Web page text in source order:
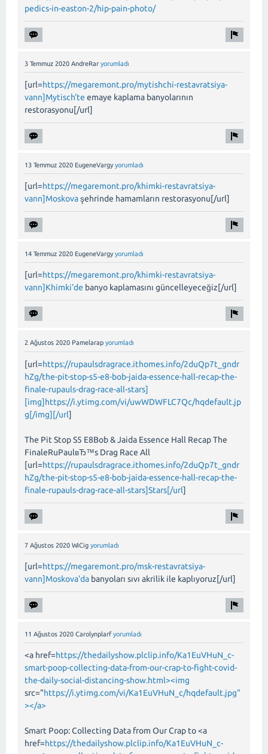
pedics-in-easton-2/hip-pain-photo/
3 Temmuz 2020 AndreRar yorumladı
[url=https://megaremont.pro/mytishchi-restavratsiya-
vann]Mytisch'te emaye kaplama banyolarının
restorasyonu[/url]
13 Temmuz 2020 EugeneVargy yorumladı
[url=https://megaremont.pro/khimki-restavratsiya-
vann]Moskovaşehrinde hamamların restorasyonu[/url]
14 Temmuz 2020 EugeneVargy yorumladı
[url=https://megaremont.pro/khimki-restavratsiya-
vann]Khimki'de banyo kaplamasını güncelleyeceğiz[/url]
2 Ağustos 2020 Pamelarap yorumladı
[url=https://rupaulsdragrace.ithomes.info/2duQp7t_gndr
hZg/the-pit-stop-s5-e8-bob-jaida-essence-hall-recap-the-
finale-rupauls-drag-race-all-stars]
[img]https://i.ytimg.com/vi/uwWDWFLC7Qc/hqdefault.jp
g[/img][/url]
The Pit Stop S5 E8Bob & Jaida Essence Hall Recap The
FinaleRuPaulвЂ™s Drag Race All
[url=https://rupaulsdragrace.ithomes.info/2duQp7t_gndr
hZg/the-pit-stop-s5-e8-bob-jaida-essence-hall-recap-the-
finale-rupauls-drag-race-all-stars]Stars[/url]
7 Ağustos 2020 WiCig yorumladı
[url=https://megaremont.pro/msk-restavratsiya-
vann]Moskova'da banyoları sıvı akrilik ile kaplıyoruz[/url]
11 Ağustos 2020 Carolynplarf yorumladı
<a href=https://thedailyshow.plclip.info/Ka1EuVHuN_c-
smart-poop-collecting-data-from-our-crap-to-fight-covid-
the-daily-social-distancing-show.html><img
src="https://i.ytimg.com/vi/Ka1EuVHuN_c/hqdefault.jpg"
></a>
Smart Poop: Collecting Data from Our Crap to <a
href=https://thedailyshow.plclip.info/Ka1EuVHuN_c-